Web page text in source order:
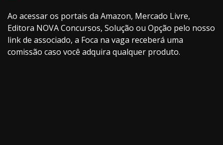
Ao acessar os portais da Amazon, Mercado Livre,
Editora NOVA Concursos, Solução ou Opção pelo nosso
link de associado, a Foca na vaga receberá uma
comissão caso você adquira qualquer produto.